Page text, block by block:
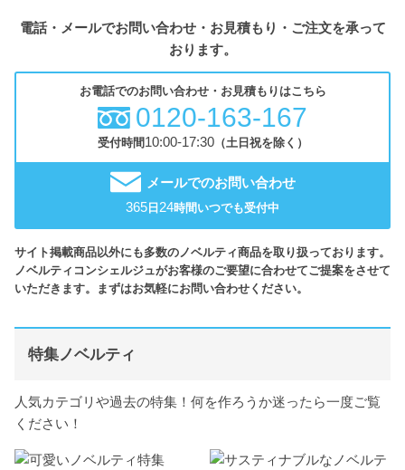
電話・メールでお問い合わせ・お見積もり・ご注文を承って
おります。
お電話でのお問い合わせ・お見積もりはこちら
0120-163-167
受付時間10:00-17:30（土日祝を除く）
メールでのお問い合わせ
365 日 24時間いつでも受付中
サイト掲載商品以外にも多数のノベルティ商品を取り扱っております。
ノベルティコンシェルジュがお客様のご要望に合わせてご提案をさせて
いただきます。まずはお気軽にお問い合わせください。
特集ノベルティ
人気カテゴリや過去の特集！何を作ろうか迷ったら一度ご覧
ください！